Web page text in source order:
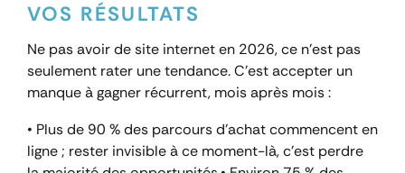
VOS RÉSULTATS
Ne pas avoir de site internet en 2026, ce n’est pas
seulement rater une tendance. C’est accepter un
manque à gagner récurrent, mois après mois :
• Plus de 90 % des parcours d’achat commencent en
ligne ; rester invisible à ce moment-là, c’est perdre